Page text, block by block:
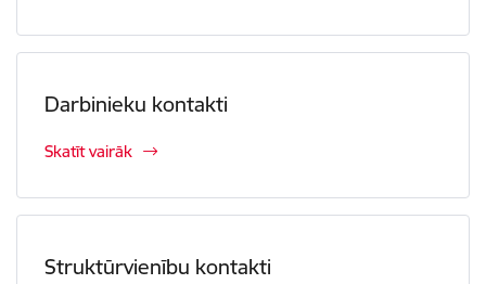
Darbinieku kontakti
Skatīt vairāk
Struktūrvienību kontakti